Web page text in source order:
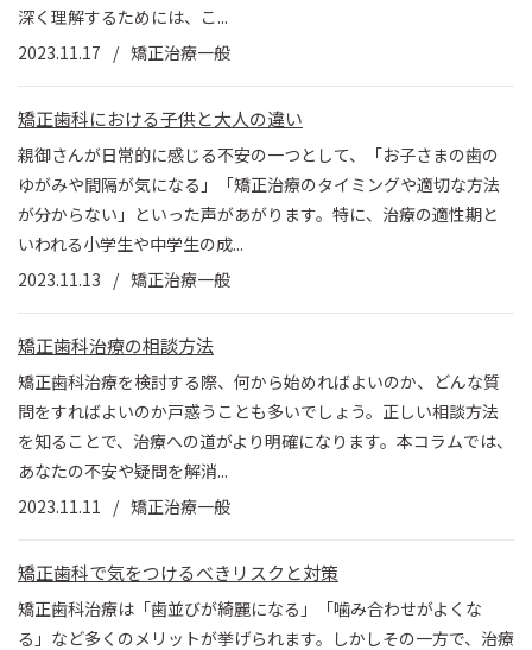
深く理解するためには、こ...
2023.11.17
矯正治療一般
矯正歯科における子供と大人の違い
親御さんが日常的に感じる不安の一つとして、「お子さまの歯の
ゆがみや間隔が気になる」「矯正治療のタイミングや適切な方法
が分からない」といった声があがります。特に、治療の適性期と
いわれる小学生や中学生の成...
2023.11.13
矯正治療一般
矯正歯科治療の相談方法
矯正歯科治療を検討する際、何から始めればよいのか、どんな質
問をすればよいのか戸惑うことも多いでしょう。正しい相談方法
を知ることで、治療への道がより明確になります。本コラムでは、
あなたの不安や疑問を解消...
2023.11.11
矯正治療一般
矯正歯科で気をつけるべきリスクと対策
矯正歯科治療は「歯並びが綺麗になる」「噛み合わせがよくな
る」など多くのメリットが挙げられます。しかしその一方で、治療